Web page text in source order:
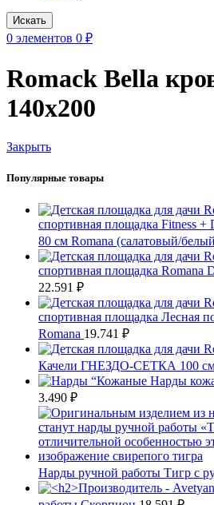
Искать
0 элементов 0 ₽
Romack Bella
140x200
Закрыть
Популярные товары
спортивная площадка Fitness
80 см Romana (салатовый/
спортивная площадка
22.591 ₽
спортивная площадка Лесная
Romana 19.741 ₽
Качели ГНЕЗДО-СЕТКА 100 см
Нарды
3.490 ₽
Нарды ручной работы Тигр с